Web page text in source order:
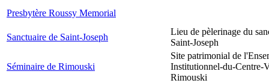
Presbytère Roussy Memorial
Sanctuaire de Saint-Joseph
Lieu de pèlerinage du
Saint-Joseph
Séminaire de Rimouski
Site patrimonial de
Institutionnel-du-Centre-
Rimouski